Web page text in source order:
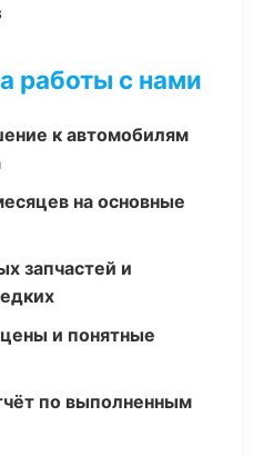
работы с нами
к автомобилям
на основные
запчастей и
и понятные
по выполненным